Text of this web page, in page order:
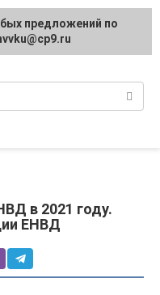
в 2021 году.
ЕНВД
предложений по